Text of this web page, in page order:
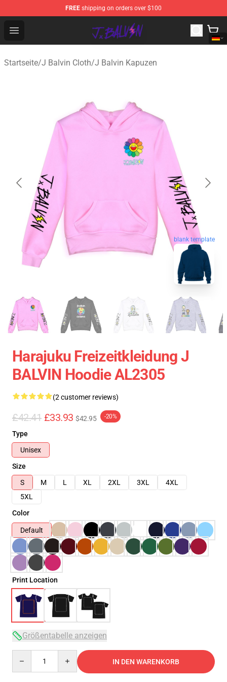
FREE shipping on orders over $100
Open menu
J Balvin Store - Official J Balvin Merchandise Shop
Startseite/J Balvin Cloth/J Balvin Kapuzen
blank template
Harajuku Freizeitkleidung J
BALVIN Hoodie AL2305
(2 customer reviews)
£42.41 £33.93 $42.95 -20%
Type
Unisex
Size
S
M L XL 2XL 3XL
4XL
5XL
Color
Default
Print Location
Größentabelle anzeigen
IN DEN WARENKORB